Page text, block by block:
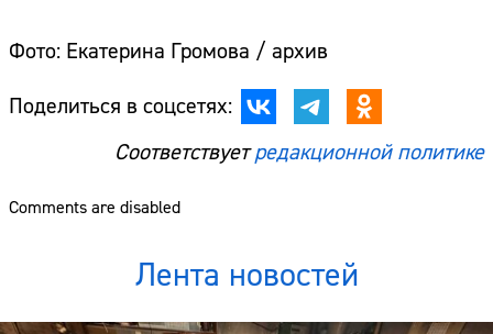
Фото: Екатерина Громова / архив
Поделиться в соцсетях:
Соответствуетредакционной политике
Comments are disabled
Лента новостей